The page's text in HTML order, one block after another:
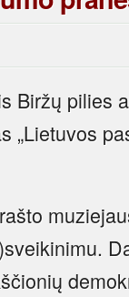
Biržų pilies
„Lietuvos